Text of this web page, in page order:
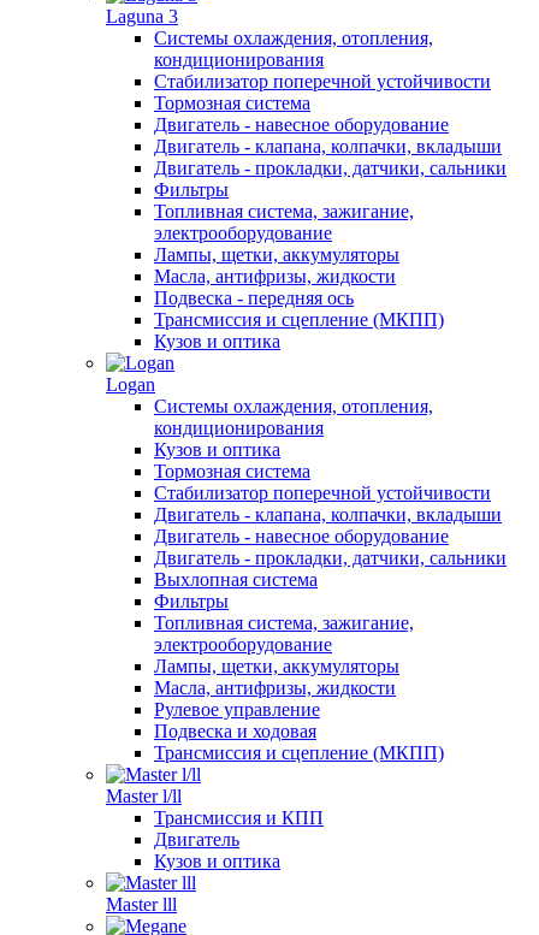
Laguna 3
Системы охлаждения, отопления,
кондиционирования
Стабилизатор поперечной устойчивости
Тормозная система
Двигатель - навесное оборудование
Двигатель - клапана, колпачки, вкладыши
Двигатель - прокладки, датчики, сальники
Фильтры
Топливная система, зажигание,
электрооборудование
Лампы, щетки, аккумуляторы
Масла, антифризы, жидкости
Подвеска - передняя ось
Трансмиссия и сцепление (МКПП)
Кузов и оптика
Logan
Системы охлаждения, отопления,
кондиционирования
Кузов и оптика
Тормозная система
Стабилизатор поперечной устойчивости
Двигатель - клапана, колпачки, вкладыши
Двигатель - навесное оборудование
Двигатель - прокладки, датчики, сальники
Выхлопная система
Фильтры
Топливная система, зажигание,
электрооборудование
Лампы, щетки, аккумуляторы
Масла, антифризы, жидкости
Рулевое управление
Подвеска и ходовая
Трансмиссия и сцепление (МКПП)
Master l/ll
Трансмиссия и КПП
Двигатель
Кузов и оптика
Master lll